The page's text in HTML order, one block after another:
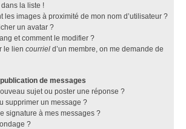
dans la liste !
les images à proximité de mon nom d’utilisateur ?
un avatar ?
et comment le modifier ?
le lien courriel d’un membre, on me demande de
de messages
sujet ou poster une réponse ?
supprimer un message ?
signature à mes messages ?
?